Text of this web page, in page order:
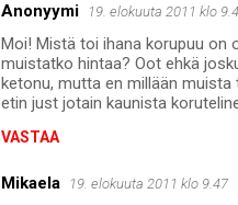
Anonyymi 19. elokuuta 2011 klo
Moi! Mistä toi ihana korupuu on
muistatko hintaa? Oot ehkä
ketonu, mutta en millään muista
etin just jotain kaunista
VASTAA
Mikaela 19. elokuuta 2011 klo 9.47